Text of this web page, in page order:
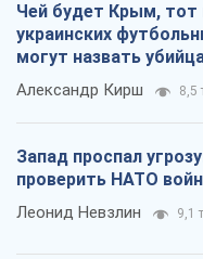
Чей будет Крым, тот
украинских
могут назвать
Александр Кирш 8,5
Запад проспал
проверить НАТО
Леонид Невзлин 9,1